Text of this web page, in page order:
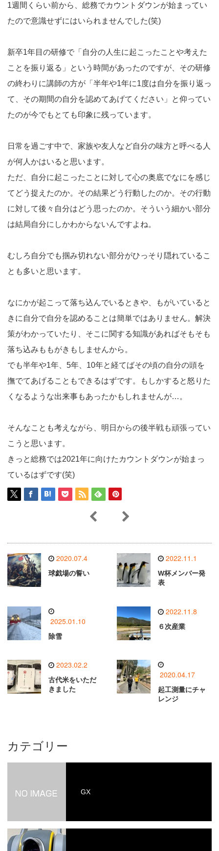
1週間くらい前から、総務でカウントダウンが始まってい
たので意識せずにはいられませんでした(笑)
新卒1年目の研修で「自分の人生に起こったことや考えた
ことを振り返る」という時間があったのですが、その研修
の終わりに講師の方が「半年や1年に1度は自分を振り返っ
て、その期間の自分を認めてあげてください」と仰ってい
たのが今でもとても印象に残っています。
日常を過ごす中で、家族や友人など自分の味方と呼べる人
が何人かはいると思います。
ただ、自分に起こったことに対して心の奥底でなにを感じ
てどう捉えたのか。その結果どう行動したのか。その行動
に対して後々自分はどう思ったのか。そういう細かい部分
は結局自分にしかわからないんですよね。
むしろ自分でも掴み切れない部分がひっそり隠れているこ
とも多いと思います。
なにかが起こって落ち込んでいるときや、もがいていると
きに自分で自分を認めることは簡単ではありません。解決
策がわかっていたり、そこに関する知識があればそもそも
落ち込みももがきもしませんから。
でも半年や1年、5年、10年と経てばその頃の自分の頭を
撫でてあげることもできるはずです。もしかすると怒りた
くなるような出来事もあったかもしれませんが…。
そんなことも考えながら、明日からの後半戦も頑張ってい
こうと思います。
きっと総務では2021年に向けたカウントダウンが始まっ
ているはずです(笑)
2020.07.4
球戯場の誓い
2022.11.1
W杯メンバー発
表
2025.01.10
除雪
2022.11.8
６次産業
2023.02.2
古代米をいただ
きました
2020.04.17
起工測量にチャ
レンジ
カテゴリー
GX